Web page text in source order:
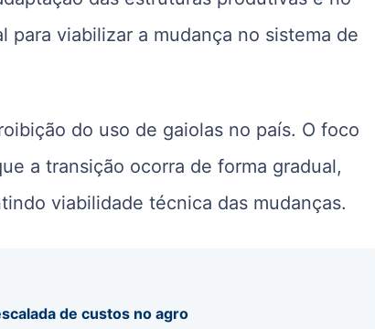
para viabilizar a mudança no sistema de
do uso de gaiolas no país. O foco
a transição ocorra de forma gradual,
viabilidade técnica das mudanças.
de custos no agro